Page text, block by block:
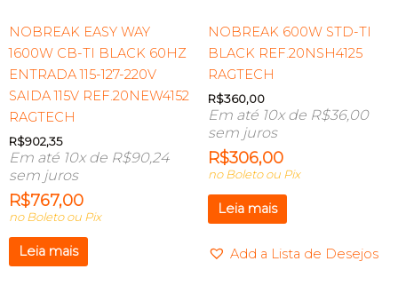
NOBREAK EASY WAY
1600W CB-TI BLACK 60HZ
ENTRADA 115-127-220V
SAIDA 115V REF.20NEW4152
RAGTECH
R$902,35
Em até 10x de R$90,24
sem juros
R$767,00
no Boleto ou Pix
Leia mais
NOBREAK 600W STD-TI
BLACK REF.20NSH4125
RAGTECH
R$360,00
Em até 10x de R$36,00
sem juros
R$306,00
no Boleto ou Pix
Leia mais
Add a Lista de Desejos